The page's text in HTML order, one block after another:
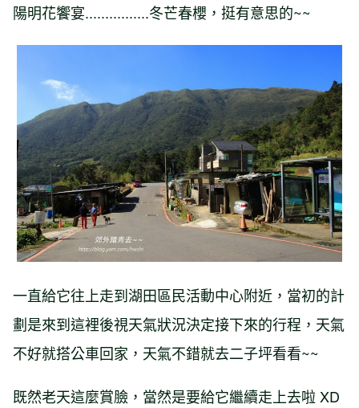
陽明花饗宴................冬芒春櫻，挺有意思的~~
一直給它往上走到湖田區民活動中心附近，當初的計
劃是來到這裡後視天氣狀況決定接下來的行程，天氣
不好就搭公車回家，天氣不錯就去二子坪看看~~
既然老天這麼賞臉，當然是要給它繼續走上去啦 XD